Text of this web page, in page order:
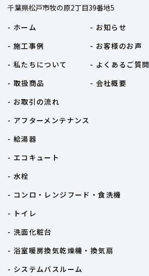
千葉県松戸市牧の原2丁目39番地5
- ホーム
- 施工事例
- 私たちについて
- 取扱商品
- お取引の流れ
- アフターメンテナンス
- お知らせ
- お客様のお声
- よくあるご質問
- 会社概要
- 給湯器
- エコキュート
- 水栓
- コンロ・レンジフード・食洗機
- トイレ
- 洗面化粧台
- 浴室暖房換気乾燥機・換気扇
- システムバスルーム